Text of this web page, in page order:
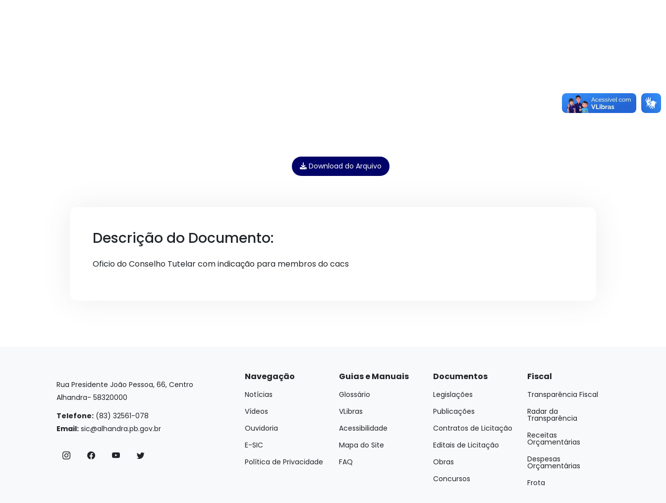
Download do Arquivo
Descrição do Documento:
Oficio do Conselho Tutelar com indicação para membros do cacs
Rua Presidente João Pessoa, 66, Centro
Alhandra- 58320000
Telefone: (83) 32561-078
Email: sic@alhandra.pb.gov.br
Navegação
Notícias
Vídeos
Ouvidoria
E-SIC
Política de Privacidade
Guias e Manuais
Glossário
VLibras
Acessibilidade
Mapa do Site
FAQ
Documentos
Legislações
Publicações
Contratos de Licitação
Editais de Licitação
Obras
Concursos
Fiscal
Transparência Fiscal
Radar da
Transparência
Receitas
Orçamentárias
Despesas
Orçamentárias
Frota